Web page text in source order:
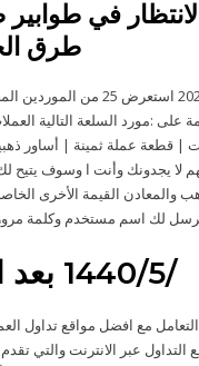
طرق
على :مورد السلعة التالية
قطعة عملة ثمينة | أساور
لا يجدونك وأنت ا وسوف يتيح
والمعادن القيمة الأخرى
25‏‏/5‏‏/1440 بعد الهجرة
التعامل مع افضل مواقع تداول
التداول عبر الانترنت والتي